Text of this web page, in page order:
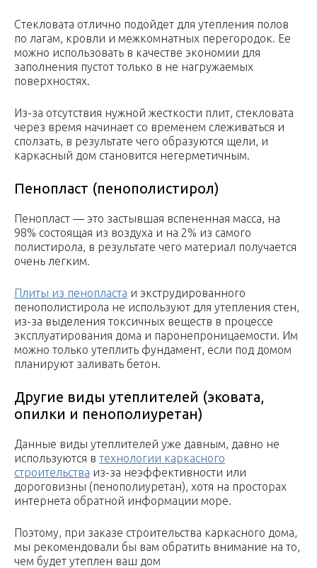
Стекловата отлично подойдет для утепления полов
по лагам, кровли и межкомнатных перегородок. Ее
можно использовать в качестве экономии для
заполнения пустот только в не нагружаемых
поверхностях.
Из-за отсутствия нужной жесткости плит, стекловата
через время начинает со временем слеживаться и
сползать, в результате чего образуются щели, и
каркасный дом становится негерметичным.
Пенопласт (пенополистирол)
Пенопласт — это застывшая вспененная масса, на
98% состоящая из воздуха и на 2% из самого
полистирола, в результате чего материал получается
очень легким.
Плиты из пенопласта и экструдированного
пенополистирола не используют для утепления стен,
из-за выделения токсичных веществ в процессе
эксплуатирования дома и паронепроницаемости. Им
можно только утеплить фундамент, если под домом
планируют заливать бетон.
Другие виды утеплителей (эковата,
опилки и пенополиуретан)
Данные виды утеплителей уже давным, давно не
используются в технологии каркасного
строительства из-за неэффективности или
дороговизны (пенополиуретан), хотя на просторах
интернета обратной информации море.
Поэтому, при заказе строительства каркасного дома,
мы рекомендовали бы вам обратить внимание на то,
чем будет утеплен ваш дом